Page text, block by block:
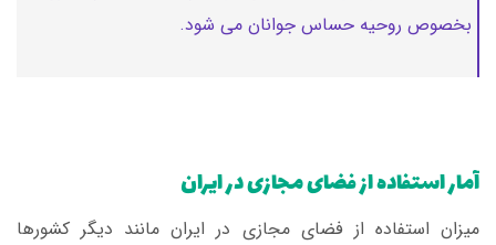
بخصوص روحیه حساس جوانان می شود.
آمار استفاده از فضای مجازی در ایران
میزان استفاده از فضای مجازی در ایران مانند دیگر کشورها